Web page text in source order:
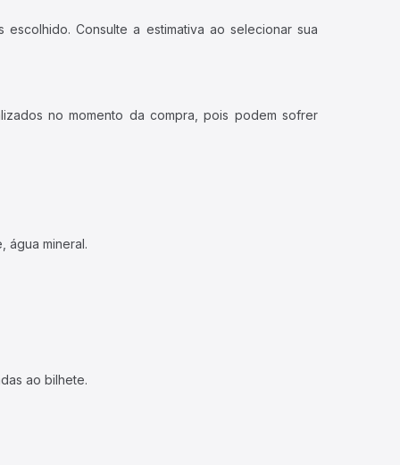
Consulte a estimativa ao selecionar sua
no momento da compra, pois podem sofrer
água mineral.
ao bilhete.